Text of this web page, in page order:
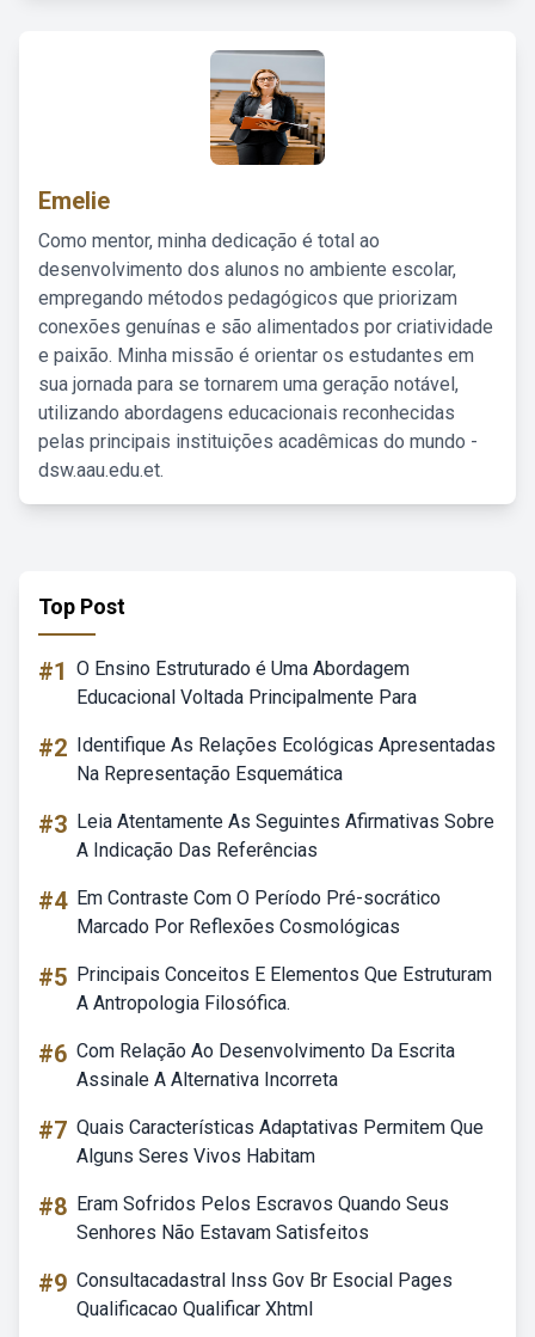
Emelie
Como mentor, minha dedicação é total ao
desenvolvimento dos alunos no ambiente escolar,
empregando métodos pedagógicos que priorizam
conexões genuínas e são alimentados por criatividade
e paixão. Minha missão é orientar os estudantes em
sua jornada para se tornarem uma geração notável,
utilizando abordagens educacionais reconhecidas
pelas principais instituições acadêmicas do mundo -
dsw.aau.edu.et.
Top Post
#1 O Ensino Estruturado é Uma Abordagem
Educacional Voltada Principalmente Para
#2 Identifique As Relações Ecológicas Apresentadas
Na Representação Esquemática
#3 Leia Atentamente As Seguintes Afirmativas Sobre
A Indicação Das Referências
#4 Em Contraste Com O Período Pré-socrático
Marcado Por Reflexões Cosmológicas
#5 Principais Conceitos E Elementos Que Estruturam
A Antropologia Filosófica.
#6 Com Relação Ao Desenvolvimento Da Escrita
Assinale A Alternativa Incorreta
#7 Quais Características Adaptativas Permitem Que
Alguns Seres Vivos Habitam
#8 Eram Sofridos Pelos Escravos Quando Seus
Senhores Não Estavam Satisfeitos
#9 Consultacadastral Inss Gov Br Esocial Pages
Qualificacao Qualificar Xhtml